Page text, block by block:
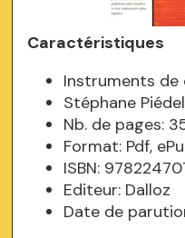
Caractéristiques
Instruments
Stéphane
Nb. de pages:
Format: Pdf,
ISBN:
Editeur: Dalloz
Date de